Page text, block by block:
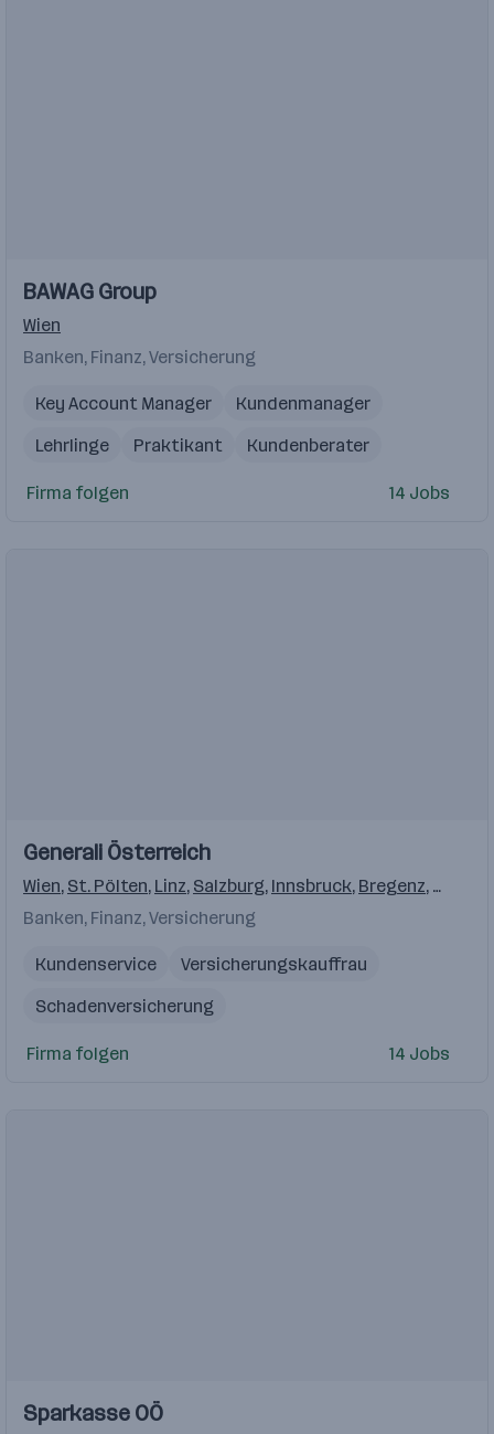
Videos
Einblicke
Einblicke
BAWAG Group
Wien
Banken, Finanz, Versicherung
Key Account Manager
Kundenmanager
Lehrlinge
Praktikant Kundenberater
Firma folgen 14 Jobs
Videos
Einblicke
Einblicke
Generali Österreich
Wien, St. Pölten, Linz, Salzburg, Innsbruck, Bregenz, Graz
Banken, Finanz, Versicherung
Kundenservice
Versicherungskauffrau
Schadenversicherung
Führerschein Klasse B (Ausnahme Wien: Führerschein
Firma folgen 14 Jobs
Videos
Einblicke
Einblicke
Sparkasse OÖ